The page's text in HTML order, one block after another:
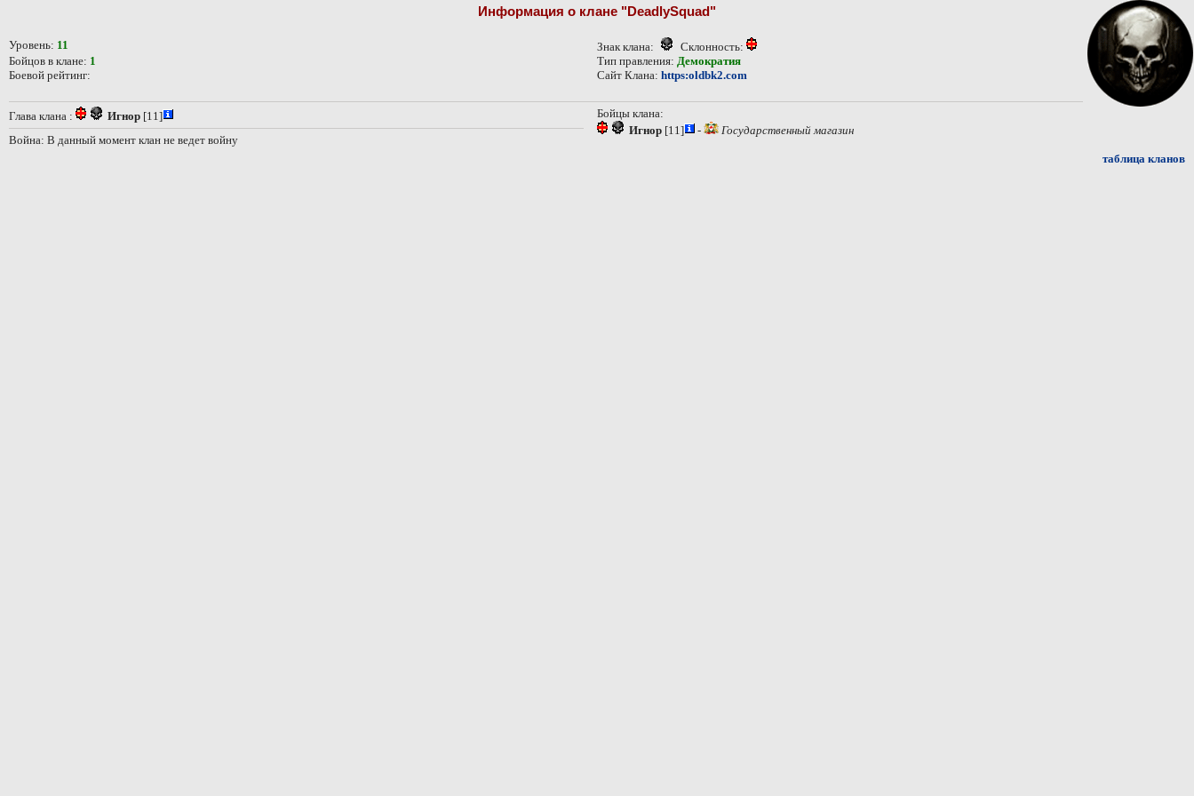
Информация о клане "DeadlySquad"
Уровень: 11 Знак клана:
Склонность:
Бойцов в клане: 1 Тип правления: Демократия
Боевой рейтинг:
Сайт Клана: https:oldbk2.com
Глава клана : Игнор [11]
Война: В данный момент клан не ведет войну
Бойцы клана:
Игнор [11] - Государственный магазин
таблица кланов